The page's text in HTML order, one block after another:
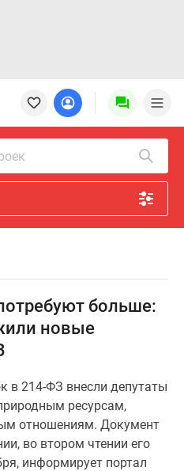
больше:
новые
в 214-ФЗ внесли депутаты
ресурсам,
отношениям. Документ
во втором чтении его
информирует портал